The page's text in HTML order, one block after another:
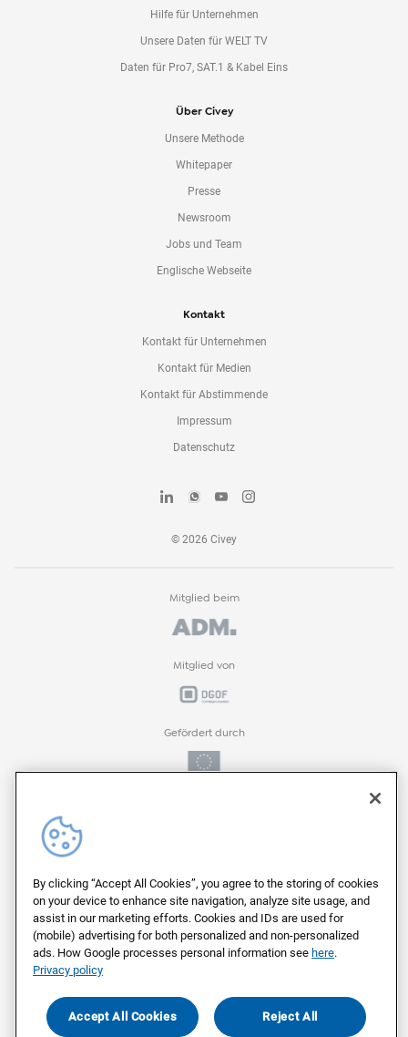
Hilfe für Unternehmen
Unsere Daten für WELT TV
Daten für Pro7, SAT.1 & Kabel Eins
Über Civey
Unsere Methode
Whitepaper
Presse
Newsroom
Jobs und Team
Englische Webseite
Kontakt
Kontakt für Unternehmen
Kontakt für Medien
Kontakt für Abstimmende
Impressum
Datenschutz
© 2026 Civey
Mitglied beim
Mitglied von
Gefördert durch
Auf deutschen Servern von
Als Arbeitgeber ausgezeichnet von
By clicking “Accept All Cookies”, you agree to the storing of cookies
on your device to enhance site navigation, analyze site usage, and
assist in our marketing efforts. Cookies and IDs are used for
(mobile) advertising for both personalized and non-personalized
ads. How Google processes personal information see here.
Privacy policy
Accept All Cookies Reject All